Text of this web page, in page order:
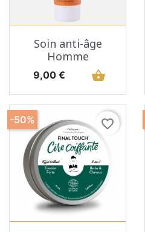
Soin anti-âge
Homme
Prix
9,00 € shopping_basket
favorite_border
-50%